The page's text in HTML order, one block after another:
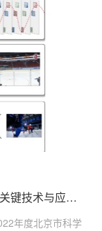
视觉技术国家工
马思伟教授长期
的率失真优化...
马思伟教授团队成果“沉浸式视频编解码关键技术与应用”荣获2022年北京市科学技术进步一等奖
年度北京市科学